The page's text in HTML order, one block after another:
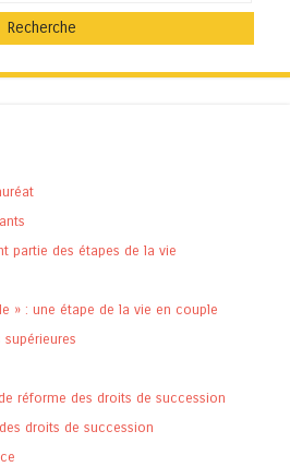
partie des étapes de la vie
» : une étape de la vie en couple
supérieures
réforme des droits de succession
droits de succession